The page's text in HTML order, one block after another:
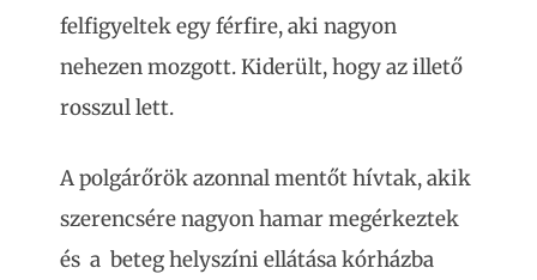
felfigyeltek egy férfire, aki nagyon
nehezen mozgott. Kiderült, hogy az illető
rosszul lett.
A polgárőrök azonnal mentőt hívtak, akik
szerencsére nagyon hamar megérkeztek
és a beteg helyszíni ellátása kórházba